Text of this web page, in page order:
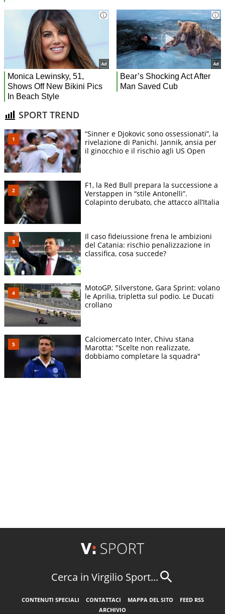
SPORT TREND
“Sinner e Djokovic sono ossessionati”, la
rivelazione di Panichi. Jannik, ansia per
il ginocchio e il rischio agli US Open
F1, la Red Bull prepara la successione a
Verstappen in “stile Antonelli”.
Colapinto derubato, che attacco all’Italia
Il caso fideiussione frena le ambizioni
del Catania: rischio penalizzazione in
classifica, cosa succede?
MotoGP, Silverstone, Gara Sprint: volano
le Aprilia, tripletta sul podio. Le Ducati
crollano
Calciomercato Inter, Chivu stana
Marotta: "Scelte non realizzate,
dobbiamo completare la squadra"
Cerca in Virgilio Sport...
CONTENUTI SPECIALI CONTATTACI MAPPA DEL SITO
FEED RSS
ARCHIVIO